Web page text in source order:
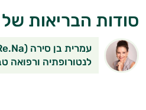
סודות הבריאות של
לנטורופתיה ורפואה